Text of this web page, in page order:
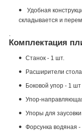
Удобная
складывается и
.
Комплектация
Станок - 1 шт.
Расширители
Боковой упор - 1 шт
Упор-
Упоры для
Форсунка водяная